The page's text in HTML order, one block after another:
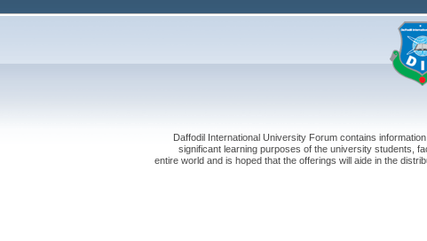
Daffodil International University Forum contains
significant learning purposes of the university students,
entire world and is hoped that the offerings will aide in the